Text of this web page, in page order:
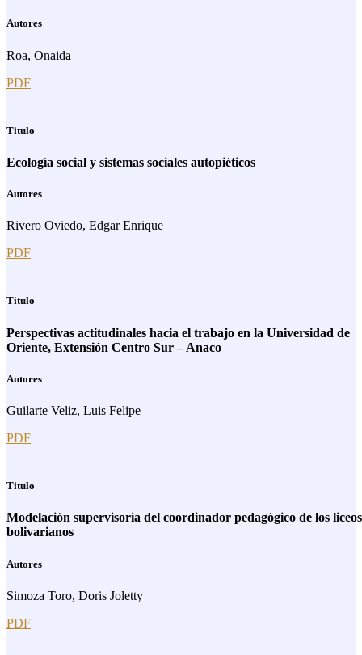
Autores
Roa, Onaida
PDF
Titulo
Ecología social y sistemas sociales autopiéticos
Autores
Rivero Oviedo, Edgar Enrique
PDF
Titulo
Perspectivas actitudinales hacia el trabajo en la Universidad de
Oriente, Extensión Centro Sur – Anaco
Autores
Guilarte Veliz, Luis Felipe
PDF
Titulo
Modelación supervisoria del coordinador pedagógico de los liceos
bolivarianos
Autores
Simoza Toro, Doris Joletty
PDF